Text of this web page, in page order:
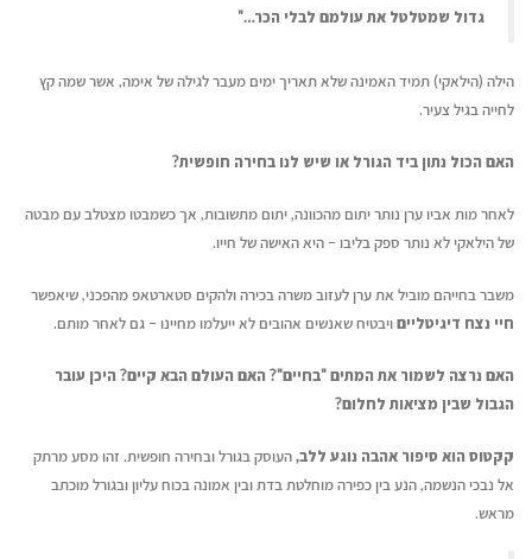
גדול שמטלטל את עולמם לבלי הכר…"
הילה (הילאקי) תמיד האמינה שלא תאריך ימים מעבר לגילה של אימה, אשר שמה קץ
לחייה בגיל צעיר.
האם הכול נתון ביד הגורל או שיש לנו בחירה חופשית?
לאחר מות אביו ערן נותר יתום מהכוונה, יתום מתשובות, אך כשמבטו מצטלב עם מבטה
של הילאקי לא נותר ספק בליבו – היא האישה של חייו.
משבר בחייהם מוביל את ערן לעזוב משרה בכירה ולהקים סטארטאפ מהפכני, שיאפשר
חיי נצח דיגיטלייםויבטיח שאנשים אהובים לא ייעלמו מחיינו – גם לאחר מותם.
האם נרצה לשמור את המתים "בחיים"? האם העולם הבא קיים? היכן עובר
הגבול שבין מציאות לחלום?
קקטוס הוא סיפור אהבה נוגע ללב,העוסק בגורל ובחירה חופשית. זהו מסע מרתק
אל נבכי הנשמה, הנע בין כפירה מוחלטת בדת ובין אמונה בכוח עליון ובגורל מוכתב
מראש.